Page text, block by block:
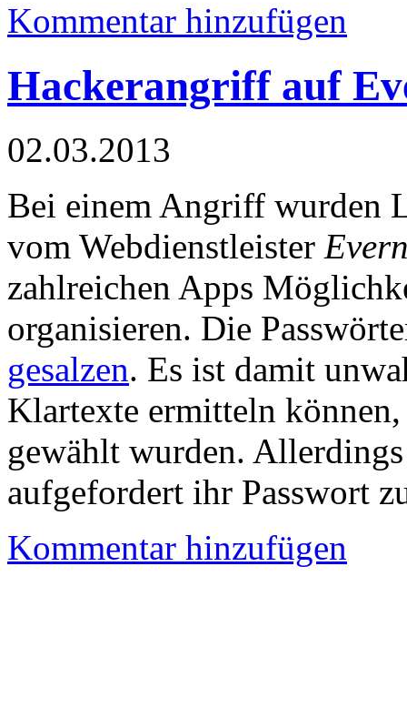
Kommentar hinzufügen
Hackerangriff auf
02.03.2013
Bei einem Angriff wurden
vom Webdienstleister
zahlreichen Apps
organisieren. Die
gesalzen. Es ist damit
Klartexte ermitteln
gewählt wurden.
aufgefordert ihr Passwort
Kommentar hinzufügen